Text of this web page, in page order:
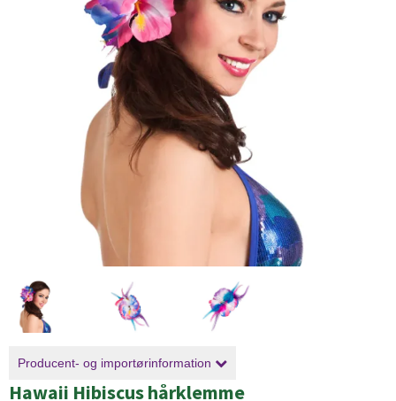
Producent- og importørinformation
Hawaii Hibiscus hårklemme